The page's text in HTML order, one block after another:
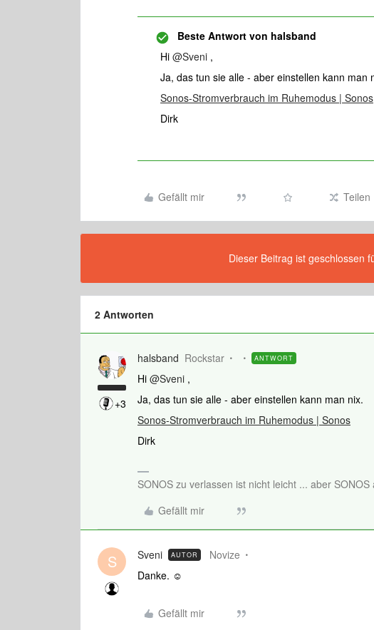
Beste Antwort von halsband
Hi @Sveni ,
Ja, das tun sie alle - aber einstellen kann man
Sonos-Stromverbrauch im Ruhemodus | Sonos
Dirk
Gefällt mir Teilen
Dieser Beitrag ist geschlossen
2 Antworten
+3
halsband Rockstar ANTWORT
Hi @Sveni ,
Ja, das tun sie alle - aber einstellen kann man nix.
Sonos-Stromverbrauch im Ruhemodus | Sonos
Dirk
SONOS zu verlassen ist nicht leicht ... aber
Gefällt mir
S Sveni AUTOR Novize
Danke. ☺️
Gefällt mir